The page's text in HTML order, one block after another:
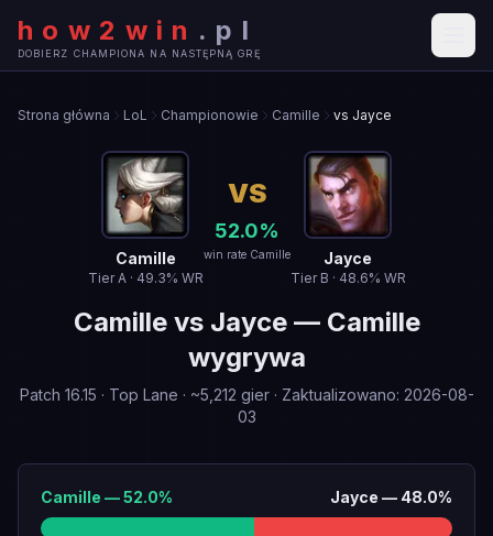
how2win . pl
DOBIERZ CHAMPIONA NA NASTĘPNĄ GRĘ
Strona główna LoL Championowie Camille vs Jayce
Camille
TierA· 49.3% WR
VS
52.0%
win rate Camille Jayce
Tier B · 48.6% WR
Camillevs Jayce— Camille
wygrywa
Patch 16.15 · Top Lane · ~5,212 gier· Zaktualizowano: 2026-08-
03
Camille —52.0% Jayce — 48.0%